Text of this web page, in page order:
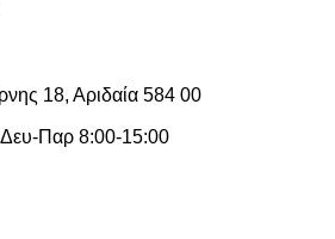
18, Αριδαία 584 00
Δευ-Παρ 8:00-15:00